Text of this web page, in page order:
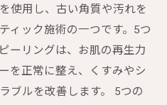
使用し、古い角質や汚れを
ィック施術の一つです。5つ
ーリングは、お肌の再生力
を正常に整え、くすみやシ
ブルを改善します。 5つの